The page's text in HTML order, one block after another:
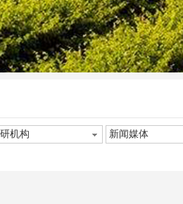
机构 新闻媒体